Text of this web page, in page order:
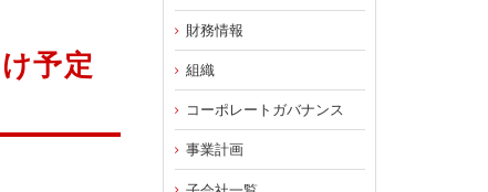
予定
財務情報
組織
コーポレートガバナンス
事業計画